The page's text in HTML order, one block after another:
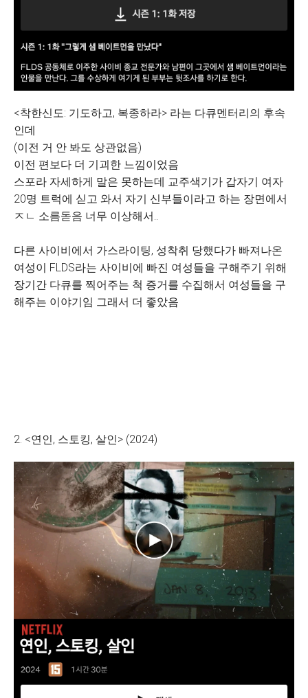
<착한신도: 기도하고, 복종하라> 라는 다큐멘터리의 후속
인데
(이전 거 안 봐도 상관없음)
이전 편보다 더 기괴한 느낌이었음
스포라 자세하게 말은 못하는데 교주색기가 갑자기 여자
20명 트럭에 싣고 와서 자기 신부들이라고 하는 장면에서
ㅈㄴ 소름돋음 너무 이상해서..
다른 사이비에서 가스라이팅, 성착취 당했다가 빠져나온
여성이 FLDS라는 사이비에 빠진 여성들을 구해주기 위해
장기간 다큐를 찍어주는 척 증거를 수집해서 여성들을 구
해주는 이야기임 그래서 더 좋았음
2. <연인, 스토킹, 살인> (2024)